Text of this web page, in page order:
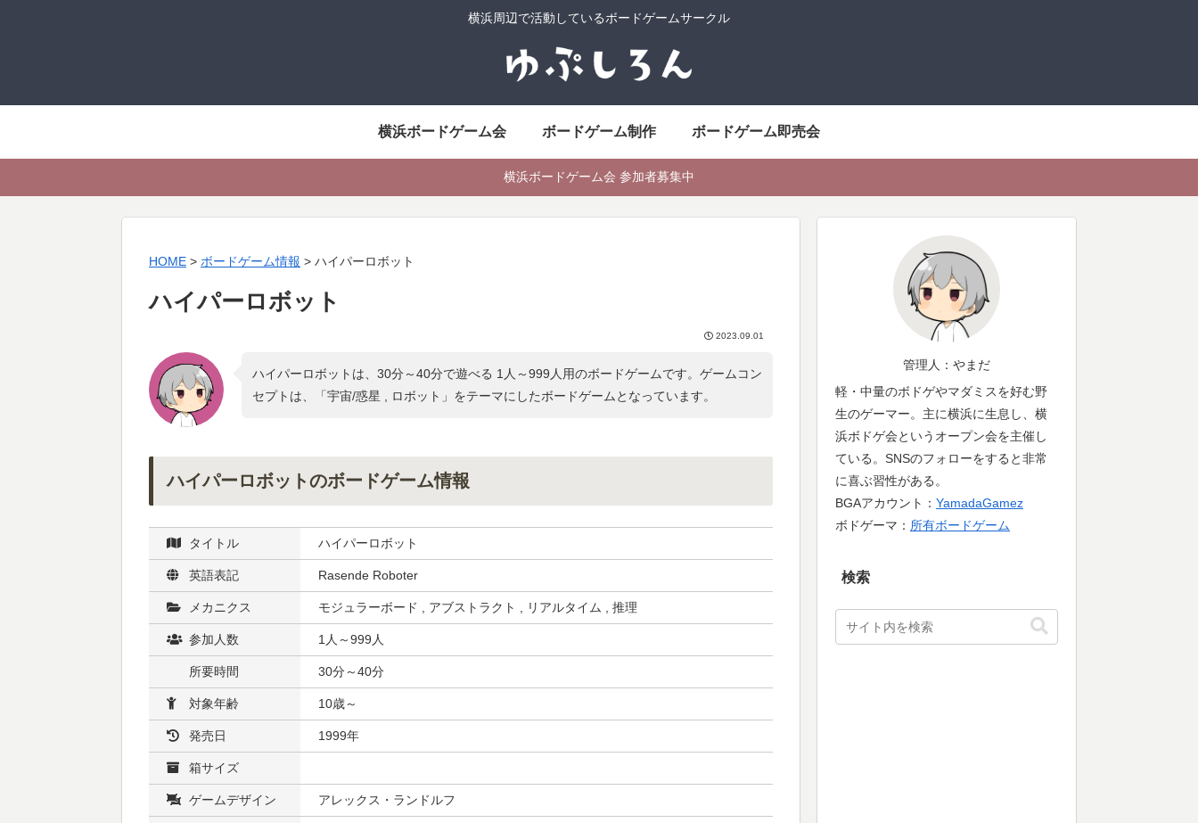
横浜周辺で活動しているボードゲームサークル
横浜ボードゲーム会 ボードゲーム制作 ボードゲーム即売会
横浜ボードゲーム会 参加者募集中
HOME > ボードゲーム情報 > ハイパーロボット
ハイパーロボット
2023.09.01
ハイパーロボットは、30分～40分で遊べる 1人～999人用のボードゲームです。ゲームコン
セプトは、「宇宙/惑星 , ロボット 」をテーマにしたボードゲームとなっています。
ハイパーロボットのボードゲーム情報
タイトル ハイパーロボット
英語表記 Rasende Roboter
メカニクス モジュラーボード , アブストラクト , リアルタイム , 推理
参加人数 1人～999人
所要時間 30分～40分
対象年齢 10歳～
発売日 1999年
箱サイズ
ゲームデザイン アレックス・ランドルフ
管理人：やまだ
軽・中量のボドゲやマダミスを好む野
生のゲーマー。主に横浜に生息し、横
浜ボドゲ会というオープン会を主催し
ている。SNSのフォローをすると非常
に喜ぶ習性がある。
BGAアカウント： YamadaGamez
ボドゲーマ： 所有ボードゲーム
検索